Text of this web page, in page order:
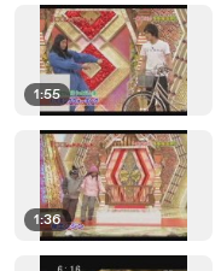
1:55
1:36